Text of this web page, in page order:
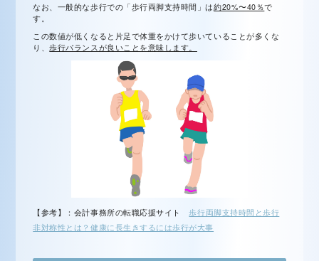
なお、一般的な歩行での「歩行両脚支持時間」は約20%〜40％で
す。
この数値が低くなると片足で体重をかけて歩いていることが多くな
り、歩行バランスが良いことを意味します。
【参考】：会計事務所の転職応援サイト歩行両脚支持時間と歩行
非対称性とは？健康に長生きするには歩行が大事